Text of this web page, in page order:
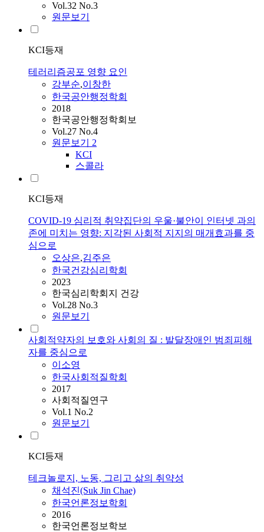
Vol.32 No.3
원문보기
KCI등재
테러리즘공포 영향 요인
강부순,이창한
한국공안행정학회
2018
한국공안행정학회보
Vol.27 No.4
원문보기 2
KCI
스콜라
KCI등재
COVID-19 심리적 취약집단의 우울·불안이 인터넷 과의
존에 미치는 영향: 지각된 사회적 지지의 매개효과를 중
심으로
오상은,김주은
한국건강심리학회
2023
한국심리학회지 건강
Vol.28 No.3
원문보기
사회적약자의 보호와 사회의 질 : 발달장애인 범죄피해
자를 중심으로
이소영
한국사회적질학회
2017
사회적질연구
Vol.1 No.2
원문보기
KCI등재
테크놀로지, 노동, 그리고 삶의 취약성
채석진(Suk Jin Chae)
한국언론정보학회
2016
한국언론정보학보